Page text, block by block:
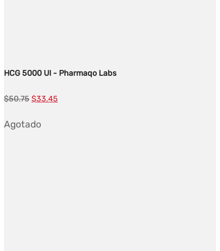
HCG 5000 UI - Pharmaqo Labs
$50.75 El
original
$33.45
Agotado